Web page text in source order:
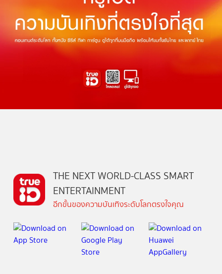
THE NEXT WORLD-CLASS SMART
ENTERTAINMENT
อีกขั้นของความบันเทิงระดับโลกตรงใจคุณ